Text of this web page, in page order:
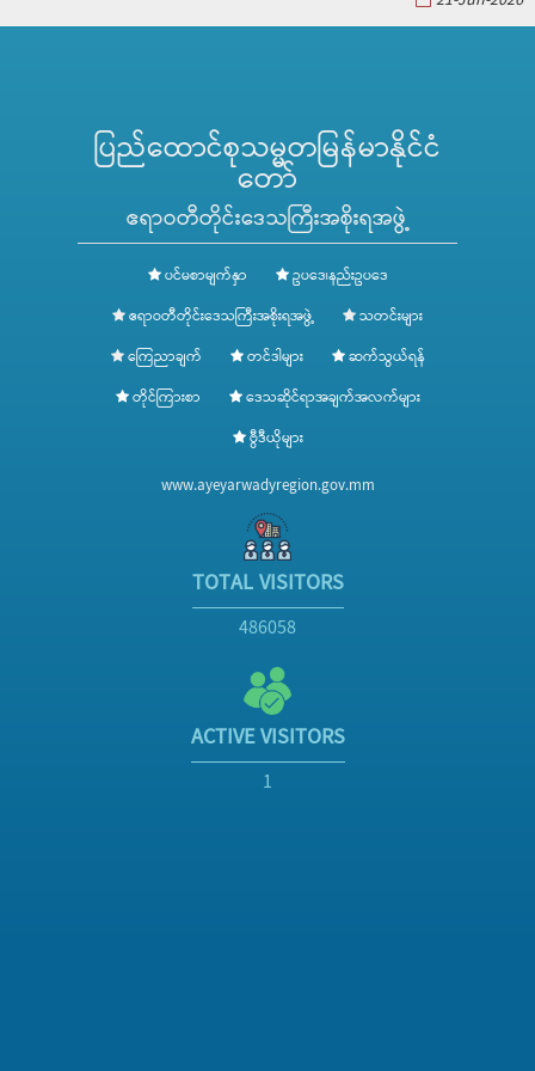
ပြည်ထောင်စုသမ္မတမြန်မာနိုင်ငံ
တော်
ဧရာဝတီတိုင်းဒေသကြီးအစိုးရအဖွဲ့
ပင်မစာမျက်နှာ
ဥပဒေ၊နည်းဥပဒေ
ဧရာဝတီတိုင်းဒေသကြီးအစိုးရအဖွဲ့
သတင်းများ
ကြေညာချက်
တင်ဒါများ
ဆက်သွယ်ရန်
တိုင်ကြားစာ
ဒေသဆိုင်ရာအချက်အလက်များ
ဗွီဒီယိုများ
www.ayeyarwadyregion.gov.mm
TOTAL VISITORS
486058
ACTIVE VISITORS
1